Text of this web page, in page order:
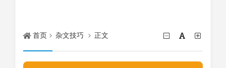
首页 杂文技巧 正文